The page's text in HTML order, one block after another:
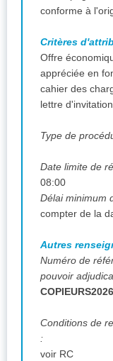
conforme à
Critères
Offre
appréciée en
cahier des
lettre
Type de
Date limite de
08:00
Délai minimum
Autres
Numéro de
pouvoir
COPIEURS2026
Conditions de
:
voir RC